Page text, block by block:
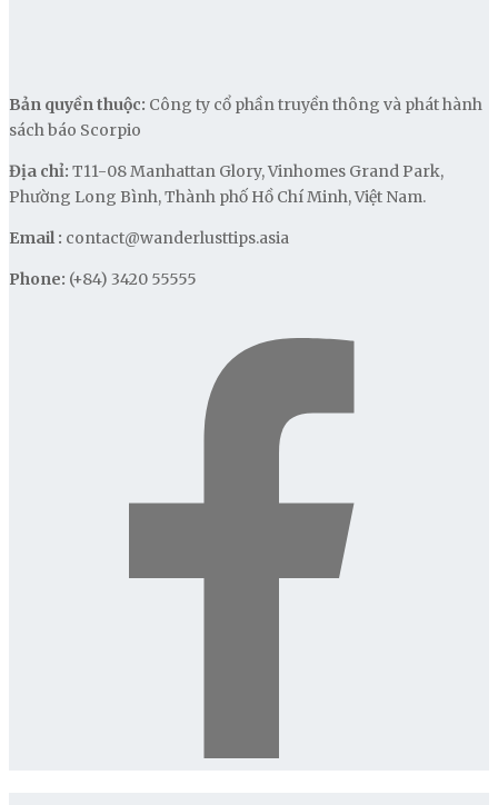
Bản quyền thuộc: Công ty cổ phần truyền thông và phát hành
sách báo Scorpio
Địa chỉ: T11-08 Manhattan Glory, Vinhomes Grand Park,
Phường Long Bình, Thành phố Hồ Chí Minh, Việt Nam.
Email : contact@wanderlusttips.asia
Phone: (+84) 3420 55555